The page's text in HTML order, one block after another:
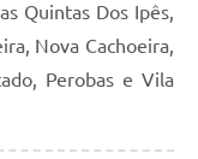
Quintas Dos Ipês,
Nova Cachoeira,
Perobas e Vila